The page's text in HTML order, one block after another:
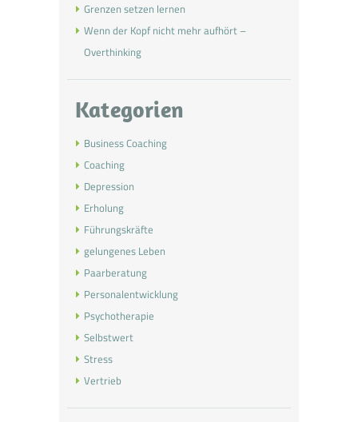
Grenzen setzen lernen
Wenn der Kopf nicht mehr aufhört –
Overthinking
Kategorien
Business Coaching
Coaching
Depression
Erholung
Führungskräfte
gelungenes Leben
Paarberatung
Personalentwicklung
Psychotherapie
Selbstwert
Stress
Vertrieb